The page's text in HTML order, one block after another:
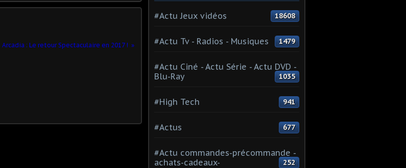
Arcadia : Le retour Spectaculaire en 2017 !
#Actu Jeux vidéos 18608
#Actu Tv - Radios - Musiques 1479
#Actu Ciné - Actu Série - Actu DVD -
Blu-Ray
1035
#High Tech 941
#Actus 677
#Actu commandes-précommande -
achats-cadeaux-
252